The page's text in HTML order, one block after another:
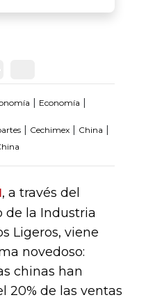
| Economía |
| Cechimex | China |
, a través del
de la Industria
Ligeros, viene
novedoso:
chinas han
20% de las ventas